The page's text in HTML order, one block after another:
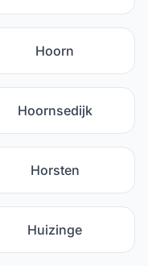
Hoorn
Hoornsedijk
Horsten
Huizinge